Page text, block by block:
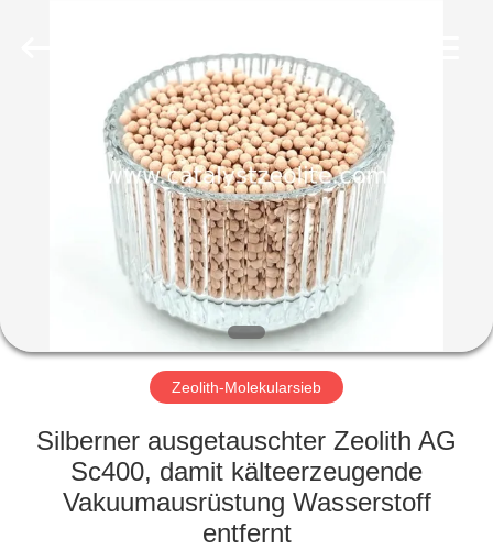
PRODUKTE
FABRIK-
AUSFLUG
QUALITÄTSKONTROLLE
Zeolith-Molekularsieb
Silberner ausgetauschter Zeolith AG
Sc400, damit kälteerzeugende
Vakuumausrüstung Wasserstoff
entfernt